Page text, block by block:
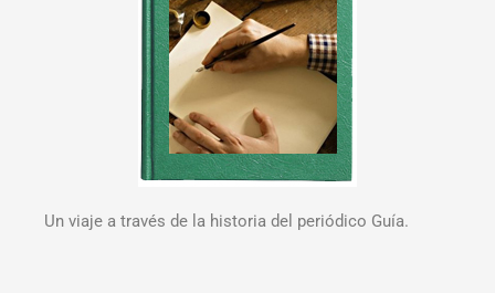
Un viaje a través de la historia del periódico Guía.